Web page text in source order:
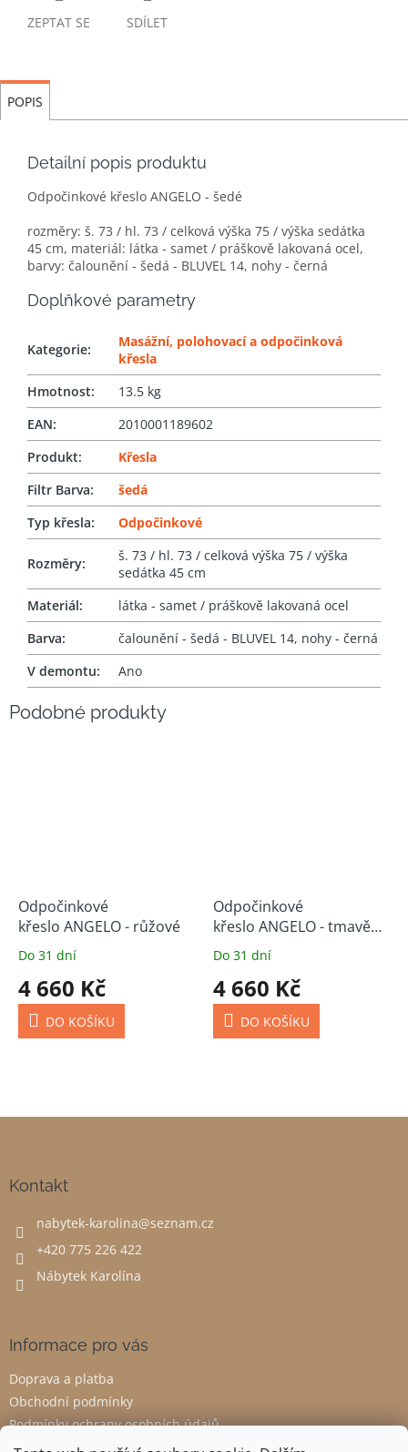
ZEPTAT SE SDÍLET
POPIS
Detailní popis produktu
Odpočinkové křeslo ANGELO - šedé
rozměry: š. 73 / hl. 73 / celková výška 75 / výška sedátka
45 cm, materiál: látka - samet / práškově lakovaná ocel,
barvy: čalounění - šedá - BLUVEL 14, nohy - černá
Doplňkové parametry
Kategorie:
Masážní, polohovací a odpočinková
křesla
Hmotnost:
13.5 kg
EAN:
2010001189602
Produkt:
Křesla
Filtr Barva:
šedá
Typ křesla: Odpočinkové
Rozměry:
š. 73 / hl. 73 / celková výška 75 / výška
sedátka 45 cm
Materiál:
látka - samet / práškově lakovaná ocel
Barva:
čalounění - šedá - BLUVEL 14, nohy - černá
V demontu: Ano
Odpočinkové
křeslo ANGELO - růžové
Do 31 dní
4 660 Kč
DO KOŠÍKU
Odpočinkové
křeslo ANGELO - tmavě
zelené
Do 31 dní
4 660 Kč
DO KOŠÍKU
Kontakt
nabytek-karolina@seznam.cz
+420 775 226 422
Nábytek Karolína
Informace pro vás
Doprava a platba
Obchodní podmínky
Podmínky ochrany osobních údajů
Odstoupení od smlouvy